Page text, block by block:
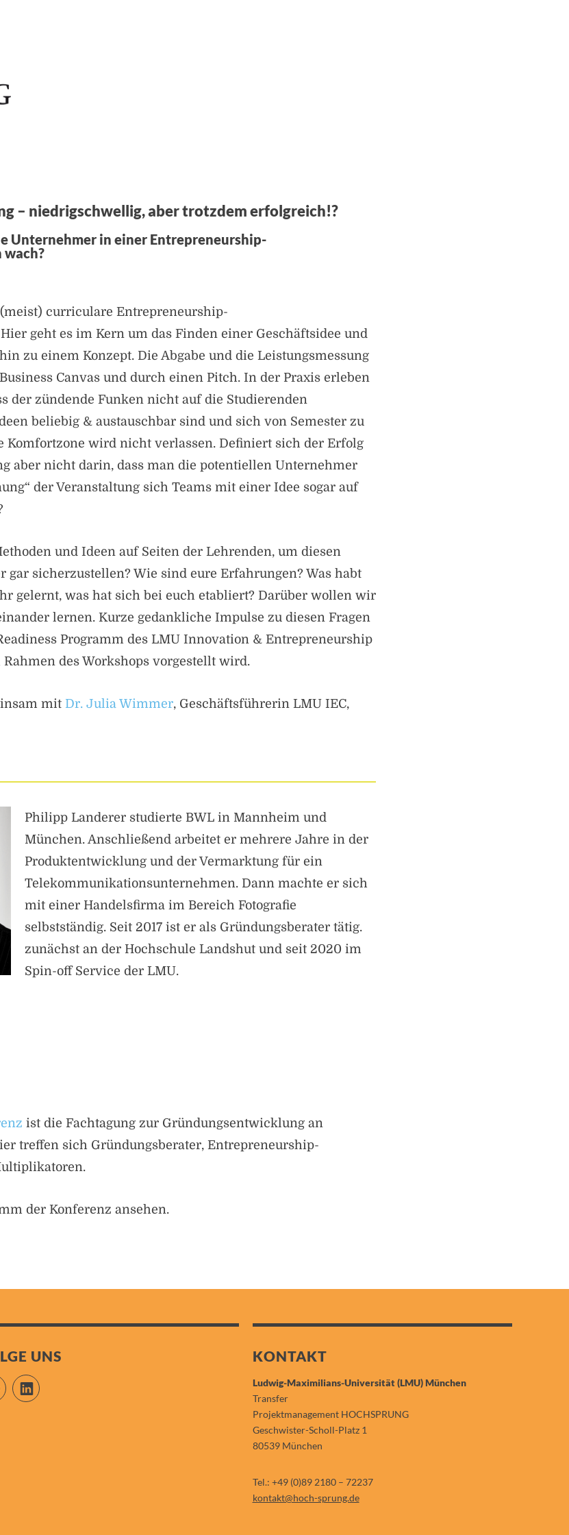
– niedrigschwellig, aber trotzdem erfolgreich!?
Unternehmer in einer Entrepreneurship-
wach?
curriculare Entrepreneurship-
geht es im Kern um das Finden einer Geschäftsidee und
zu einem Konzept. Die Abgabe und die Leistungsmessung
Canvas und durch einen Pitch. In der Praxis erleben
der zündende Funken nicht auf die Studierenden
beliebig & austauschbar sind und sich von Semester zu
Komfortzone wird nicht verlassen. Definiert sich der Erfolg
aber nicht darin, dass man die potentiellen Unternehmer
der Veranstaltung sich Teams mit einer Idee sogar auf
und Ideen auf Seiten der Lehrenden, um diesen
gar sicherzustellen? Wie sind eure Erfahrungen? Was habt
gelernt, was hat sich bei euch etabliert? Darüber wollen wir
lernen. Kurze gedankliche Impulse zu diesen Fragen
Programm des LMU Innovation & Entrepreneurship
Rahmen des Workshops vorgestellt wird.
mit Dr. Julia Wimmer, Geschäftsführerin LMU IEC,
Philipp Landerer studierte BWL in Mannheim und
München. Anschließend arbeitet er mehrere Jahre in der
Produktentwicklung und der Vermarktung für ein
Telekommunikationsunternehmen. Dann machte er sich
mit einer Handelsfirma im Bereich Fotografie
selbstständig. Seit 2017 ist er als Gründungsberater tätig.
zunächst an der Hochschule Landshut und seit 2020 im
Spin-off Service der LMU.
ist die Fachtagung zur Gründungsentwicklung an
treffen sich Gründungsberater, Entrepreneurship-
der Konferenz ansehen.
UNS
Flickr LinkedIn
KONTAKT
Ludwig-Maximilians-Universität (LMU) München
Transfer
Projektmanagement HOCHSPRUNG
Geschwister-Scholl-Platz 1
80539 München
Tel.: +49 (0)89 2180 – 72237
kontakt@hoch-sprung.de